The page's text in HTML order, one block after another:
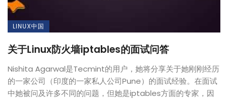
LINUX中国
关于Linux防火墙iptables的面试问答
Nishita Agarwal是Tecmint的用户，她将分享关于她刚刚经历
的一家公司（印度的一家私人公司Pune）的面试经验。在面试
中她被问及许多不同的问题，但她是iptables方面的专家，因